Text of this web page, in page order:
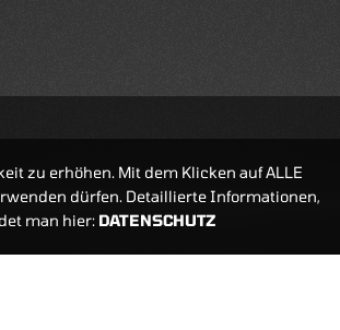
zu erhöhen. Mit dem Klicken auf ALLE
dürfen. Detaillierte Informationen,
man hier: DATENSCHUTZ